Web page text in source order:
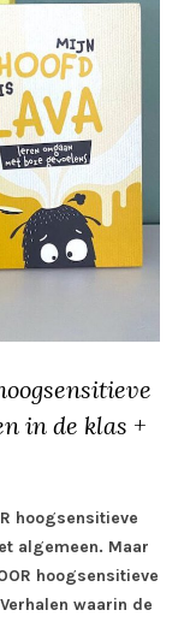
in de klas +
hoogsensitieve
algemeen. Maar
hoogsensitieve
waarin de